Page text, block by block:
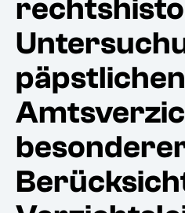
päpstlichen